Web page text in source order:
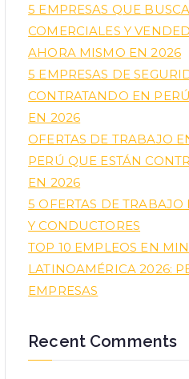
5 EMPRESAS QUE
COMERCIALES Y
AHORA MISMO EN 2026
5 EMPRESAS DE
CONTRATANDO EN
EN 2026
OFERTAS DE TRABAJO
PERÚ QUE ESTÁN
EN 2026
5 OFERTAS DE TRABAJO
Y CONDUCTORES
TOP 10 EMPLEOS EN
LATINOAMÉRICA 2026:
EMPRESAS
Recent Comments